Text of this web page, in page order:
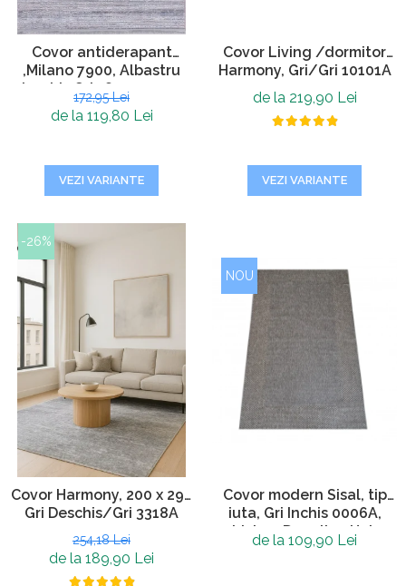
Covor antiderapant
,Milano 7900, Albastru
deschis Gri , 80 x 150 cm,
Grosime 4mm
172,95 Lei
de la 119,80 Lei
VEZI VARIANTE
Covor Living /dormitor
Harmony, Gri/Gri 10101A
de la 219,90 Lei
VEZI VARIANTE
-26%
Covor Harmony, 200 x 290
Gri Deschis/Gri 3318A
254,18 Lei
de la 189,90 Lei
NOU
Covor modern Sisal, tip
iuta, Gri Inchis 0006A,
Living, Dormitor, Hol,
Bucatarie, 200 x 290 cm
de la 109,90 Lei